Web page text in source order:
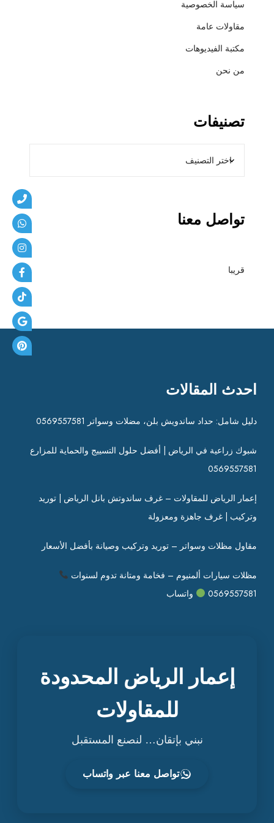
سياسة الخصوصية
مقاولات عامة
مكتبة الفيديوهات
من نحن
تصنيفات
تواصل معنا
قريبا
احدث المقالات
دليل شامل: حداد ساندويش بلن، مضلات وسواتر 0569557581
شبوك زراعية في الرياض | أفضل حلول التسييج والحماية للمزارع
0569557581
إعمار الرياض للمقاولات – غرف ساندوتش بانل الرياض | توريد
وتركيب | غرف جاهزة ومعزولة
مقاول مظلات وسواتر – توريد وتركيب وصيانة بأفضل الأسعار
مظلات سيارات ألمنيوم – فخامة ومتانة تدوم لسنوات
0569557581
واتساب
إعمار الرياض المحدودة
للمقاولات
نبني بإتقان… لنصنع المستقبل
تواصل معنا عبر واتساب